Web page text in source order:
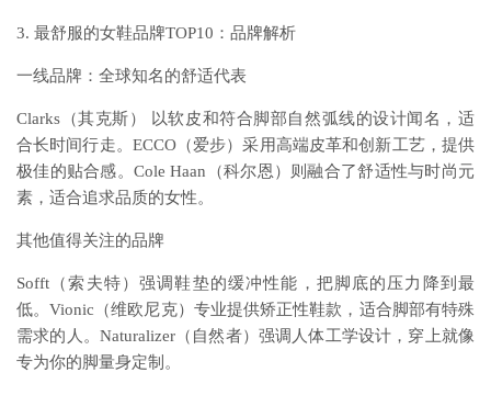
3. 最舒服的女鞋品牌TOP10：品牌解析
一线品牌：全球知名的舒适代表
Clarks（其克斯） 以软皮和符合脚部自然弧线的设计闻名，适
合长时间行走。ECCO（爱步）采用高端皮革和创新工艺，提供
极佳的贴合感。Cole Haan（科尔恩）则融合了舒适性与时尚元
素，适合追求品质的女性。
其他值得关注的品牌
Sofft（索夫特）强调鞋垫的缓冲性能，把脚底的压力降到最
低。Vionic（维欧尼克）专业提供矫正性鞋款，适合脚部有特殊
需求的人。Naturalizer（自然者）强调人体工学设计，穿上就像
专为你的脚量身定制。